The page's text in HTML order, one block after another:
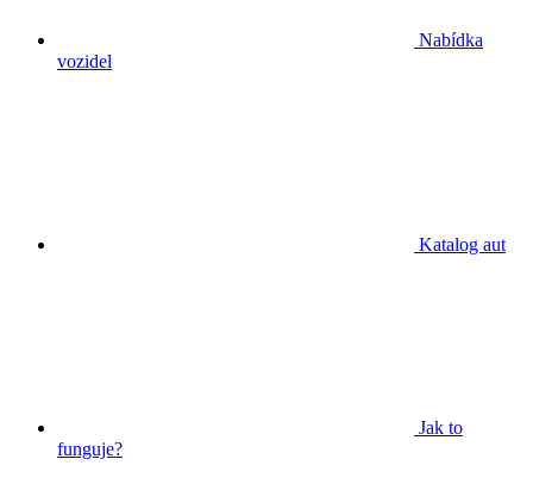
Nabídka
vozidel
Katalog aut
Jak to
funguje?